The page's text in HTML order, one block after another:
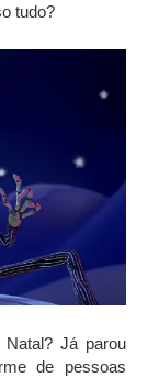
tudo?
Já parou
de pessoas